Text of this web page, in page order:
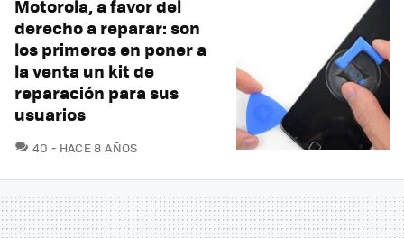
Motorola, a favor del
derecho a reparar: son
los primeros en poner a
la venta un kit de
reparación para sus
usuarios
40 COMENTARIOS
HACE 8 AÑOS